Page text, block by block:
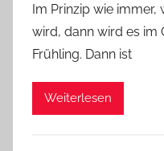
Im Prinzip wie immer,
wird, dann wird es im
Frühling. Dann ist
Weiterlesen